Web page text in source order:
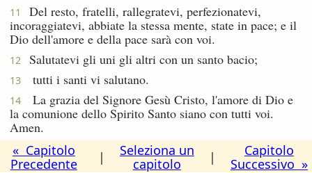
11
Del resto, fratelli, rallegratevi, perfezionatevi,
incoraggiatevi, abbiate la stessa mente, state in pace; e il
Dio dell'amore e della pace sarà con voi.
12 Salutatevi gli uni gli altri con un santo bacio;
13 tutti i santi vi salutano.
14
La grazia del Signore Gesù Cristo, l'amore di Dio e
la comunione dello Spirito Santo siano con tutti voi.
Amen.
« Capitolo
Precedente
|
Seleziona un
capitolo
|
Capitolo
Successivo »